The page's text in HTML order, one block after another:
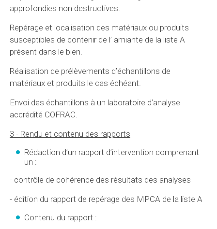
approfondies non destructives.
Repérage et localisation des matériaux ou produits
susceptibles de contenir de l’ amiante de la liste A
présent dans le bien.
Réalisation de prélèvements d’échantillons de
matériaux et produits le cas échéant.
Envoi des échantillons à un laboratoire d’analyse
accrédité COFRAC.
3 - Rendu et contenu des rapports
Rédaction d’un rapport d’intervention comprenant
un :
- contrôle de cohérence des résultats des analyses
- édition du rapport de repérage des MPCA de la liste A
Contenu du rapport :